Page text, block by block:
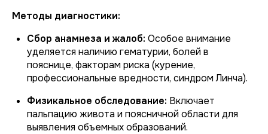
Методы диагностики:
Сбор анамнеза и жалоб: Особое внимание
уделяется наличию гематурии, болей в
пояснице, факторам риска (курение,
профессиональные вредности, синдром Линча).
Физикальное обследование: Включает
пальпацию живота и поясничной области для
выявления объемных образований.